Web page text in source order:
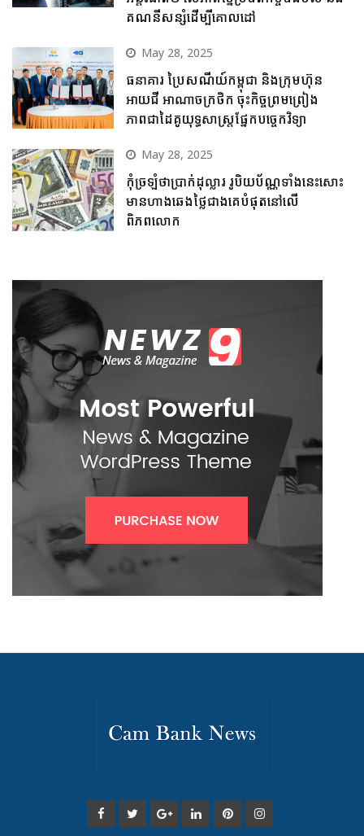
គណនីសន្សំដើម្បីគោលដៅ
May 28, 2025
ធនាគារ ប្រៃសណីយ៍កម្ពុជា និងក្រុមហ៊ុន
អាយជី អាណាចក្រថិក ចុះកិច្ចព្រមព្រៀង
ភាពជាដៃគូយុទ្ធសាស្ត្រផ្នែកបច្ចេកវិទ្យា
May 28, 2025
កុំច្រឡំថាប្រាក់ដុល្លារ រូបិយប័ណ្ណទាំងនេះសោះ
មានហាងឆេងថ្លៃជាងគេបំផុតនៅលើ
ពិភពលោក